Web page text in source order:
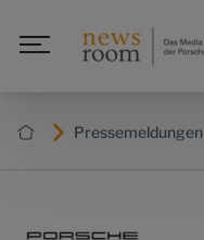
Pressemeldungen